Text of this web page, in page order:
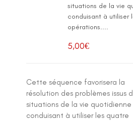
situations de la vie
conduisant à utiliser
opérations....
5,00€
Cette séquence favorisera la
résolution des problèmes issus
situations de la vie quotidienne
conduisant à utiliser les quatre